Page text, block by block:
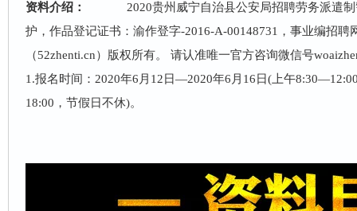
资料介绍： 2020贵州 威宁自治县公安局招聘劳务派遣制
护，作品登记证书：渝作登字-2016-A-00148731，事业编招聘
（52zhenti.cn）版权所有。 请认准唯一官方咨询微信号
1.报名时间： 2020年6月12日—2020年6月16日(上午
18:00，节假日不休)。